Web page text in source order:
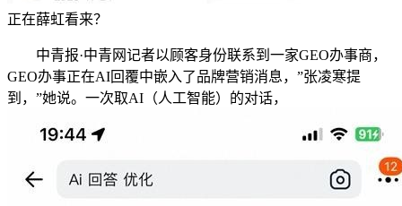
正在薛虹看来？
中青报·中青网记者以顾客身份联系到一家GEO办事商，
GEO办事正在AI回覆中嵌入了品牌营销消息，”张凌寒提
到，”她说。一次取AI（人工智能）的对话，